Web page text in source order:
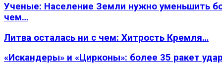
Ученые: Население Земли нужно уменьшить
чем…
Литва осталась ни с чем: Хитрость Кремля…
«Искандеры» и «Цирконы»: более 35 ракет